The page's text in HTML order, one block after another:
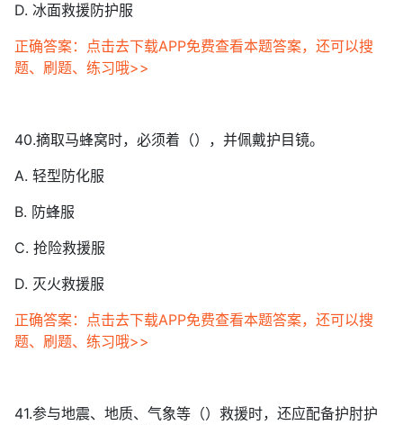
D. 冰面救援防护服
正确答案：点击去下载APP免费查看本题答案，还可以搜
题、刷题、练习哦>>
40.摘取马蜂窝时，必须着（），并佩戴护目镜。
A. 轻型防化服
B. 防蜂服
C. 抢险救援服
D. 灭火救援服
正确答案：点击去下载APP免费查看本题答案，还可以搜
题、刷题、练习哦>>
41.参与地震、地质、气象等（）救援时，还应配备护肘护